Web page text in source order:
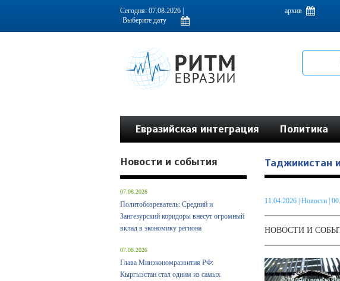
Информационно-аналитическое издание, посвященное актуальным проблемам интеграции на
Сегодня: 07.08.2026 | архив
Евразийская интеграция Политика
Таджикистан
11.04.2026| Новости |
НОВОСТИ И
Новости и события
07.08.2026
Политобозреватель: Средний и
Зангезурский коридоры внесут огромный
вклад в экономику региона
07.08.2026
Глава Минэкономразвития РФ:
Кыргызстан стал одним из самых